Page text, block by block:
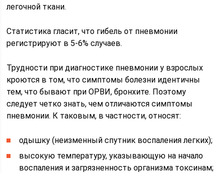
легочной ткани.
Статистика гласит, что гибель от пневмонии
регистрируют в 5-6% случаев.
Трудности при диагностике пневмонии у взрослых
кроются в том, что симптомы болезни идентичны
тем, что бывают при ОРВИ, бронхите. Поэтому
следует четко знать, чем отличаются симптомы
пневмонии. К таковым, в частности, относят:
одышку (неизменный спутник воспаления легких);
высокую температуру, указывающую на начало
воспаления и загрязненность организма токсинам;